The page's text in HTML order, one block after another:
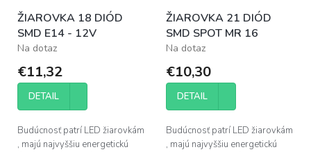
ŽIAROVKA 18 DIÓD
SMD E14 - 12V
Na dotaz
€11,32
DETAIL
Budúcnosť patrí LED žiarovkám
, majú najvyššiu energetickú
ŽIAROVKA 21 DIÓD
SMD SPOT MR 16
Na dotaz
€10,30
DETAIL
Budúcnosť patrí LED žiarovkám
, majú najvyššiu energetickú